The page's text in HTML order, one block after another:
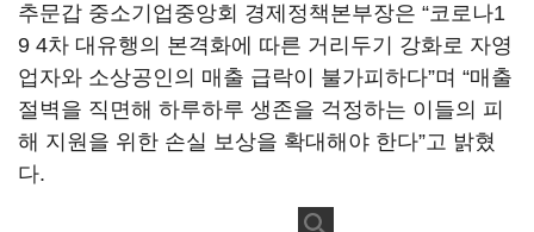
추문갑 중소기업중앙회 경제정책본부장은 “코로나1
9 4차 대유행의 본격화에 따른 거리두기 강화로 자영
업자와 소상공인의 매출 급락이 불가피하다”며 “매출
절벽을 직면해 하루하루 생존을 걱정하는 이들의 피
해 지원을 위한 손실 보상을 확대해야 한다”고 밝혔
다.